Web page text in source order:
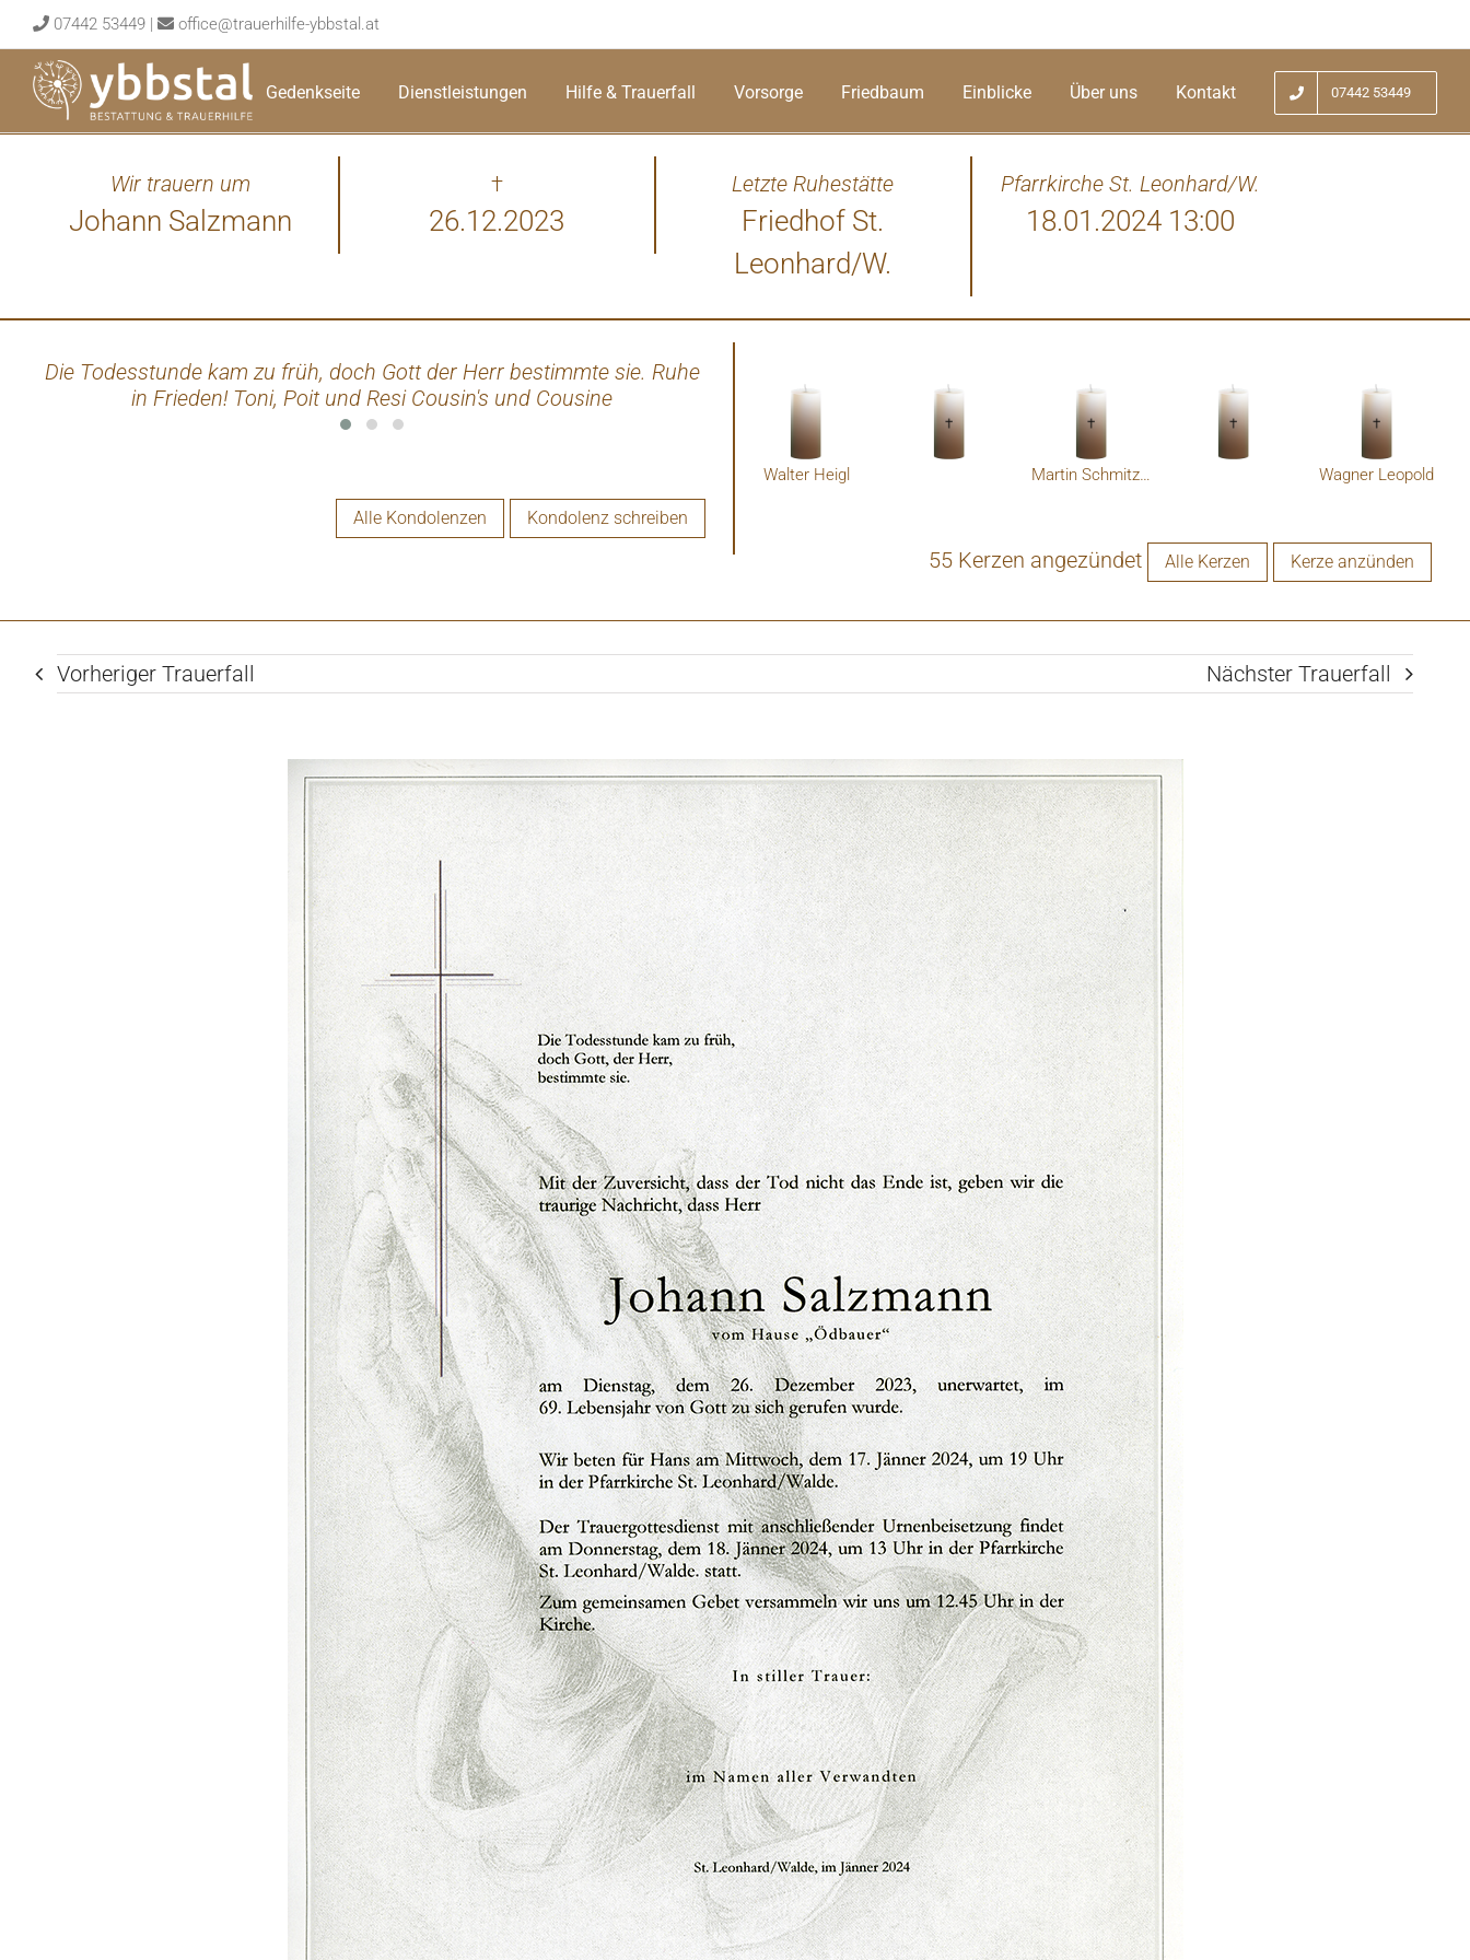
to
content
07442 53449 | office@trauerhilfe-ybbstal.at
Gedenkseite Dienstleistungen Hilfe & Trauerfall Vorsorge Friedbaum Einblicke Über uns Kontakt 07442 53449
Wir trauern um
Johann Salzmann
†
26.12.2023
Letzte Ruhestätte
Friedhof St.
Leonhard/W.
Pfarrkirche St. Leonhard/W.
18.01.2024 13:00
Die Todesstunde kam zu früh, doch Gott der Herr bestimmte sie. Ruhe
in Frieden! Toni, Poit und Resi Cousin's und Cousine
Alle Kondolenzen Kondolenz schreiben
Walter Heigl Martin Schmitzberger Wagner Leopold
55 Kerzen angezündet Alle Kerzen Kerze anzünden
Vorheriger Trauerfall Nächster Trauerfall